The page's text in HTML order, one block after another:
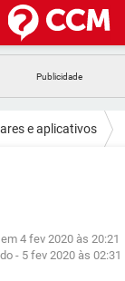
FACEBOOK
WHATSAPP
GMAIL
EXCEL
WHATSAPP
e aplicativos
4 fev 2020 às 20:21
- 5 fev 2020 às 02:31